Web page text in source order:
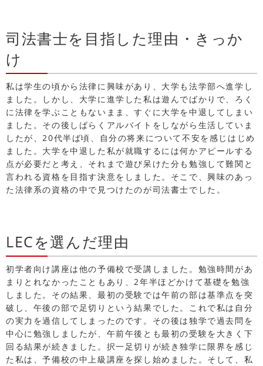
司法書士を目指した理由・きっか
け
私は学生の頃から法律に興味があり、大学も法学部へ進学し
ました。しかし、大学に進学した私は遊んでばかりで、ろく
に法律を学ぶこともないまま、すぐに大学を中退してしまい
ました。その後しばらくアルバイトをしながら生活していま
したが、20代半ば頃、自分の将来について不安を感じはじめ
ました。大学を中退した私が就職するには何かアピールする
点が必要だと考え、それまで遊び呆けた分も勉強して難関と
言われる資格を目指す決意をしました。そこで、興味のあっ
た法律系の資格の中で見つけたのが司法書士でした。
LECを選んだ理由
初学者向け講座は他の予備校で受講しました。勉強時間があ
まりとれなかったこともあり、2年半ほどかけて基礎を勉強
しました。その結果、最初の受験では午前の部は基準点を突
破し、午後の部で足切りという結果でした。これで私は自分
の実力を過信してしまったのです。その後は独学で過去問を
中心に勉強しましたが、午前午後とも最初の受験を大きく下
回る結果が続きました。択一足切りが続き独学に限界を感じ
た私は、予備校の中上級講座を探し始めました。そして、私